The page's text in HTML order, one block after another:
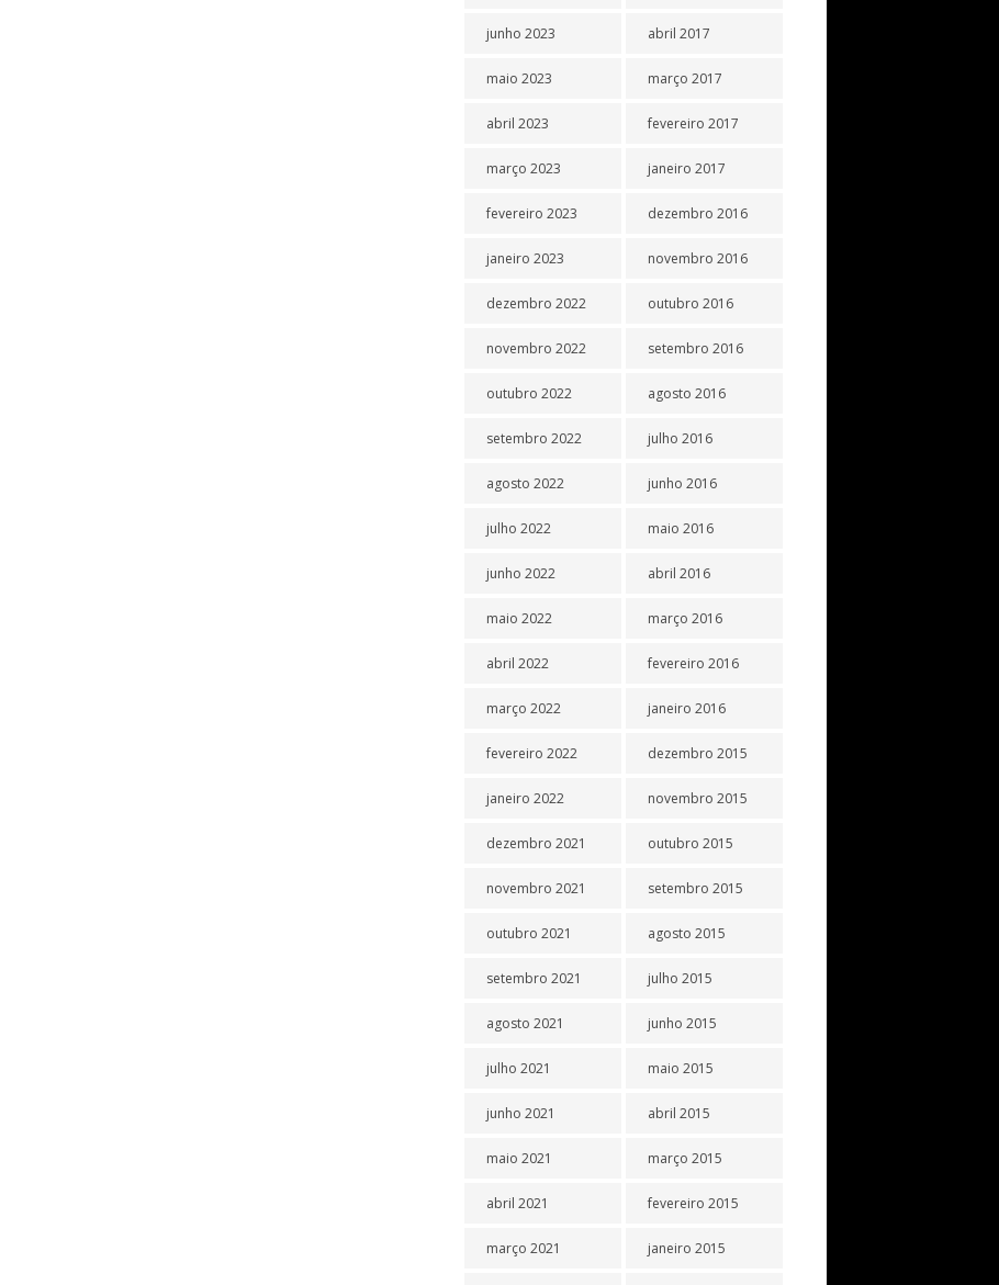
junho 2023
maio 2023
abril 2023
março 2023
fevereiro 2023
janeiro 2023
dezembro 2022
novembro 2022
outubro 2022
setembro 2022
agosto 2022
julho 2022
junho 2022
maio 2022
abril 2022
março 2022
fevereiro 2022
janeiro 2022
dezembro 2021
novembro 2021
outubro 2021
setembro 2021
agosto 2021
julho 2021
junho 2021
maio 2021
abril 2021
março 2021
abril 2017
março 2017
fevereiro 2017
janeiro 2017
dezembro 2016
novembro 2016
outubro 2016
setembro 2016
agosto 2016
julho 2016
junho 2016
maio 2016
abril 2016
março 2016
fevereiro 2016
janeiro 2016
dezembro 2015
novembro 2015
outubro 2015
setembro 2015
agosto 2015
julho 2015
junho 2015
maio 2015
abril 2015
março 2015
fevereiro 2015
janeiro 2015